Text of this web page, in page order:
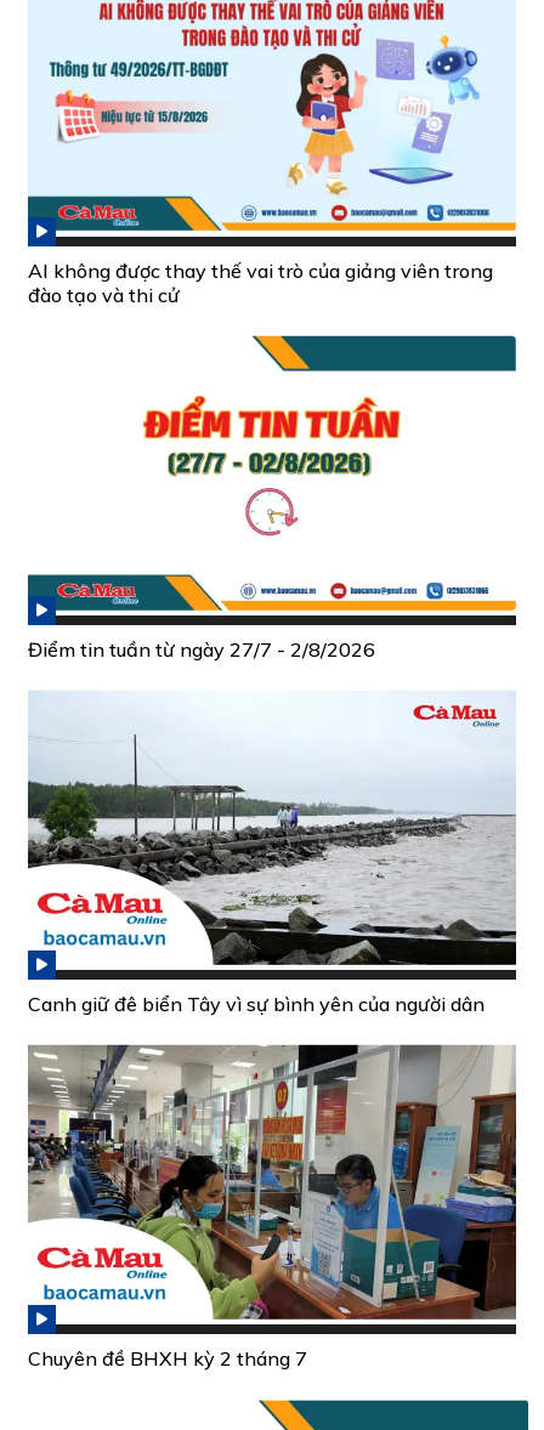
AI không được thay thế vai trò của giảng viên trong
đào tạo và thi cử
Điểm tin tuần từ ngày 27/7 - 2/8/2026
Canh giữ đê biển Tây vì sự bình yên của người dân
Chuyên đề BHXH kỳ 2 tháng 7